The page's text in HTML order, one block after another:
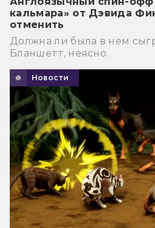
кальмара» от Дэвида
отменить
Должна ли была в нем
Бланшетт, неясно.
Новости